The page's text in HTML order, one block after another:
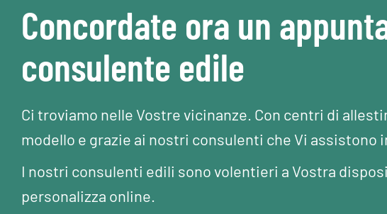
Concordate ora un
consulente edile
Ci troviamo nelle Vostre vicinanze. Con centri di
modello e grazie ai nostri consulenti che Vi assistono
I nostri consulenti edili sono volentieri a Vostra
personalizza online.